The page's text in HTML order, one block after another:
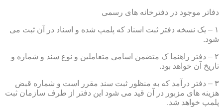
دفاتر موجود در دفترخانه های رسمی
۱ – یک نسخه دفتر ثبت اسناد که پلمپ شده و اسناد در آن ثبت می
شود.
۲ – دفتر راهنما ک متضمن اسامی متعاملین و نوع سند و شماره و
تاریخ آن خواهد بود.
۳ – دفتر درآمد که به منظور ثبت سند مقرر است و شماره قبض
هزینه های مزبور در آن قید می شود این دفتر از طرف سازمان ثبت
پلمپ خواهد شد.